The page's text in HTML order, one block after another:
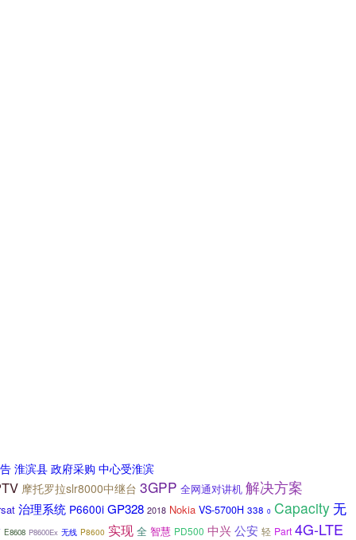
淮滨县 政府采购 中心受淮滨
摩托罗拉slr8000中继台 3GPP 全网通对讲机 解决方案
治理系统 P6600i GP328 2018 Nokia VS-5700H 338 0 Capacity无
E8608 P8600Ex 无线 P8600 实现 全 智慧 PD500 中兴公安 轻 Part 4G-LTE